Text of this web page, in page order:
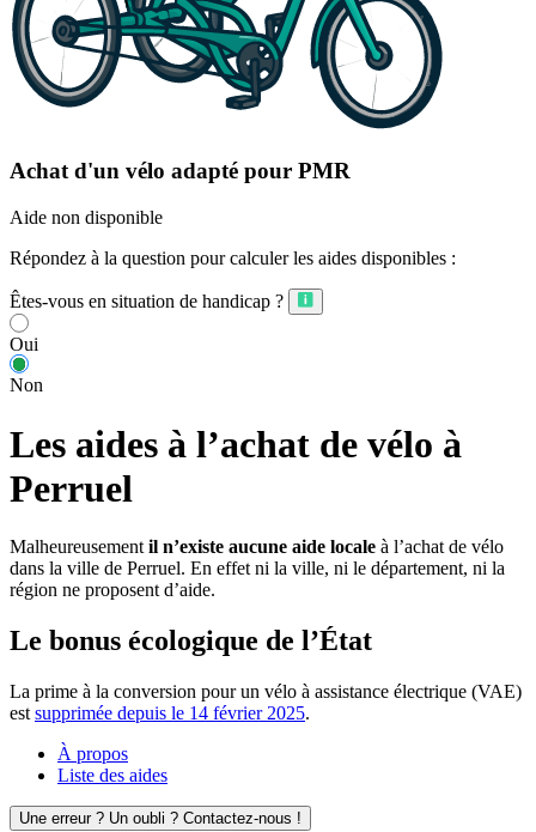
Achat d'un vélo adapté pour PMR
Aide non disponible
Répondez à la question pour calculer les aides disponibles :
Êtes-vous en situation de handicap ?
Oui
Non
Les aides à l’achat de vélo à
Perruel
Malheureusement il n’existe aucune aide locale à l’achat de vélo
dans la ville de Perruel. En effet ni la ville, ni le département, ni la
région ne proposent d’aide.
Le bonus écologique de l’État
La prime à la conversion pour un vélo à assistance électrique (VAE)
est supprimée depuis le 14 février 2025.
À propos
Liste des aides
Une erreur ? Un oubli ? Contactez-nous !